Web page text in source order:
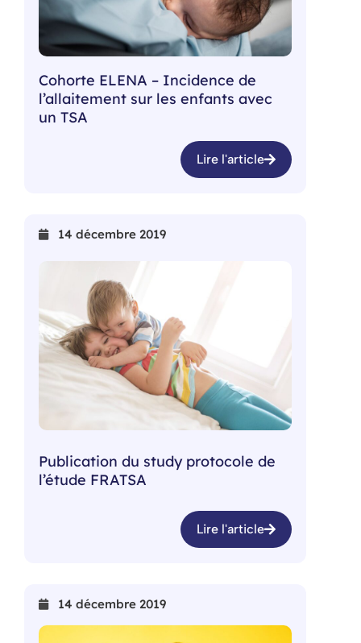
Cohorte ELENA – Incidence de
l’allaitement sur les enfants avec
un TSA
Lire l'article
14 décembre 2019
Publication du study protocole de
l’étude FRATSA
Lire l'article
14 décembre 2019